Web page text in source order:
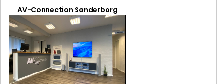
AV-Connection Sønderborg